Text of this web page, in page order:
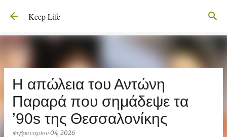
Μετάβαση στο κύριο περιεχόμενο
Keep Life
Η απώλεια του Αντώνη
Παραρά που σημάδεψε τα
’90s της Θεσσαλονίκης
Φεβρουαρίου 04, 2026